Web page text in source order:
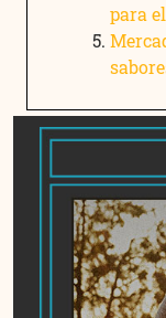
para